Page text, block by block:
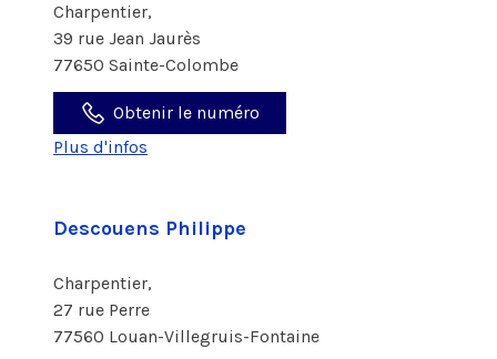
Charpentier,
39 rue Jean Jaurès
77650 Sainte-Colombe
Obtenir le numéro
Plus d'infos
Descouens Philippe
Charpentier,
27 rue Perre
77560 Louan-Villegruis-Fontaine